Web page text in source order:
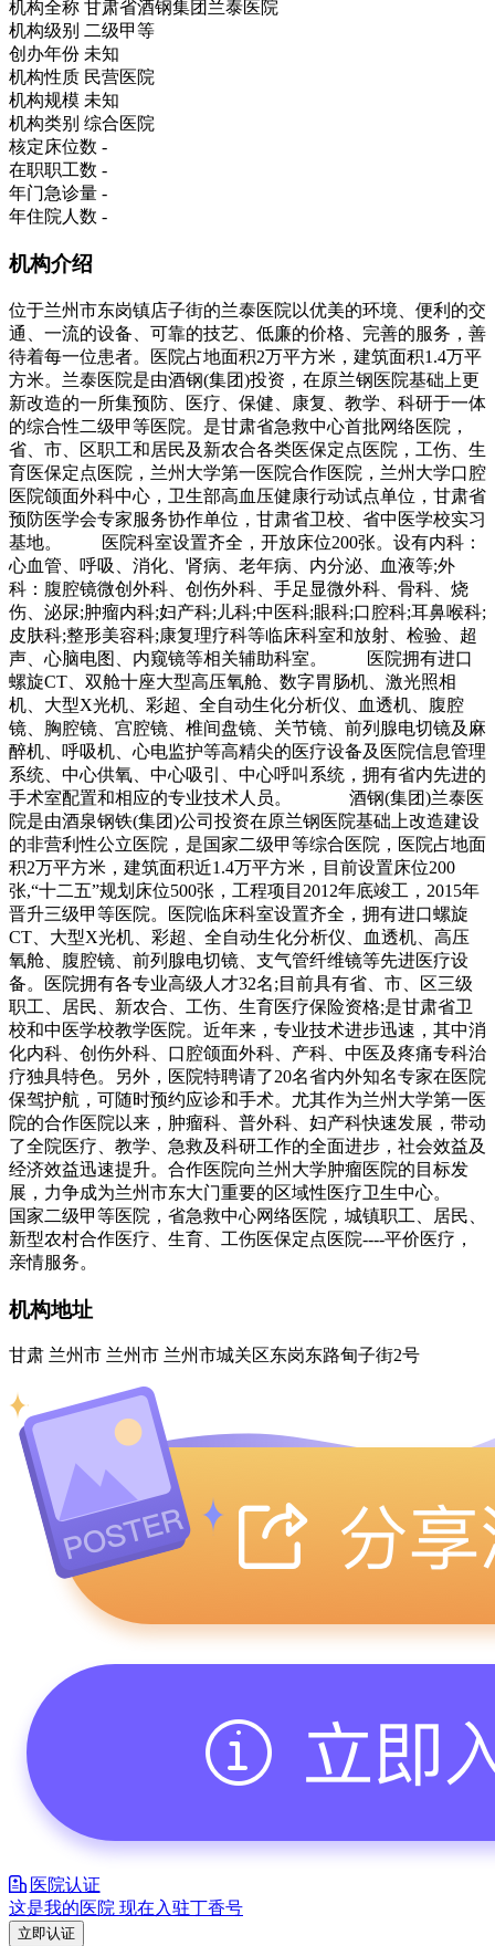
机构全称 甘肃省酒钢集团兰泰医院
机构级别 二级甲等
创办年份 未知
机构性质 民营医院
机构规模 未知
机构类别 综合医院
核定床位数 -
在职职工数 -
年门急诊量 -
年住院人数 -
机构介绍
位于兰州市东岗镇店子街的兰泰医院以优美的环境、便利的交
通、一流的设备、可靠的技艺、低廉的价格、完善的服务，善
待着每一位患者。医院占地面积2万平方米，建筑面积1.4万平
方米。兰泰医院是由酒钢(集团)投资，在原兰钢医院基础上更
新改造的一所集预防、医疗、保健、康复、教学、科研于一体
的综合性二级甲等医院。是甘肃省急救中心首批网络医院，
省、市、区职工和居民及新农合各类医保定点医院，工伤、生
育医保定点医院，兰州大学第一医院合作医院，兰州大学口腔
医院颌面外科中心，卫生部高血压健康行动试点单位，甘肃省
预防医学会专家服务协作单位，甘肃省卫校、省中医学校实习
基地。 医院科室设置齐全，开放床位200张。设有内科：
心血管、呼吸、消化、肾病、老年病、内分泌、血液等;外
科：腹腔镜微创外科、创伤外科、手足显微外科、骨科、烧
伤、泌尿;肿瘤内科;妇产科;儿科;中医科;眼科;口腔科;耳鼻喉科;
皮肤科;整形美容科;康复理疗科等临床科室和放射、检验、超
声、心脑电图、内窥镜等相关辅助科室。 医院拥有进口
螺旋CT、双舱十座大型高压氧舱、数字胃肠机、激光照相
机、大型X光机、彩超、全自动生化分析仪、血透机、腹腔
镜、胸腔镜、宫腔镜、椎间盘镜、关节镜、前列腺电切镜及麻
醉机、呼吸机、心电监护等高精尖的医疗设备及医院信息管理
系统、中心供氧、中心吸引、中心呼叫系统，拥有省内先进的
手术室配置和相应的专业技术人员。 酒钢(集团)兰泰医
院是由酒泉钢铁(集团)公司投资在原兰钢医院基础上改造建设
的非营利性公立医院，是国家二级甲等综合医院，医院占地面
积2万平方米，建筑面积近1.4万平方米，目前设置床位200
张,“十二五”规划床位500张，工程项目2012年底竣工，2015年
晋升三级甲等医院。医院临床科室设置齐全，拥有进口螺旋
CT、大型X光机、彩超、全自动生化分析仪、血透机、高压
氧舱、腹腔镜、前列腺电切镜、支气管纤维镜等先进医疗设
备。医院拥有各专业高级人才32名;目前具有省、市、区三级
职工、居民、新农合、工伤、生育医疗保险资格;是甘肃省卫
校和中医学校教学医院。近年来，专业技术进步迅速，其中消
化内科、创伤外科、口腔颌面外科、产科、中医及疼痛专科治
疗独具特色。另外，医院特聘请了20名省内外知名专家在医院
保驾护航，可随时预约应诊和手术。尤其作为兰州大学第一医
院的合作医院以来，肿瘤科、普外科、妇产科快速发展，带动
了全院医疗、教学、急救及科研工作的全面进步，社会效益及
经济效益迅速提升。合作医院向兰州大学肿瘤医院的目标发
展，力争成为兰州市东大门重要的区域性医疗卫生中心。
国家二级甲等医院，省急救中心网络医院，城镇职工、居民、
新型农村合作医疗、生育、工伤医保定点医院----平价医疗，
亲情服务。
机构地址
甘肃 兰州市 兰州市 兰州市城关区东岗东路甸子街2号
医院认证
这是我的医院 现在入驻丁香号
立即认证